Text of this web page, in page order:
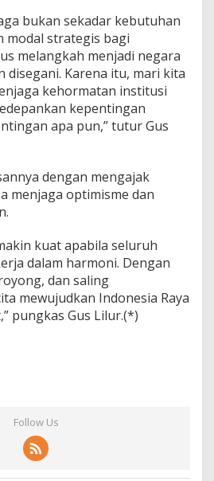
bukan sekadar kebutuhan
modal strategis bagi
melangkah menjadi negara
disegani. Karena itu, mari kita
kehormatan institusi
kepentingan
apa pun,” tutur Gus
dengan mengajak
menjaga optimisme dan
kuat apabila seluruh
dalam harmoni. Dengan
dan saling
mewujudkan Indonesia Raya
pungkas Gus Lilur.(*)
Follow Us